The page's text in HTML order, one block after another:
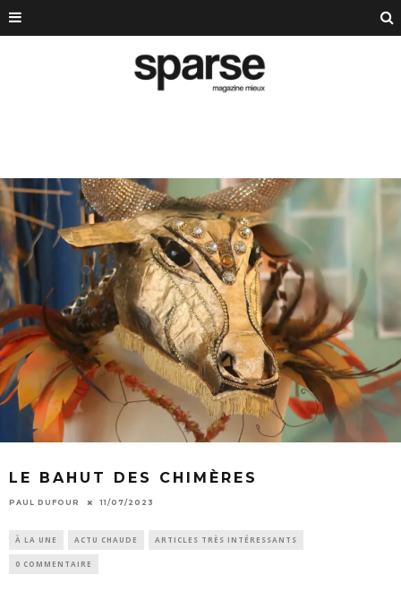
LE BAHUT DES CHIMÈRES
PAUL DUFOUR 11/07/2023
À LA UNE ACTU CHAUDE ARTICLES TRÈS INTÉRESSANTS
0 COMMENTAIRE